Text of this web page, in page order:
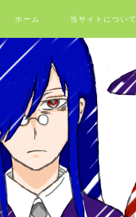
ホーム 当サイトについて